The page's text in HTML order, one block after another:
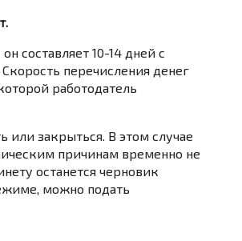
составляет 10-14 дней с
перечисления денег
работодатель
или закрыться. В этом случае
причинам временно не
останется черновик
можно подать